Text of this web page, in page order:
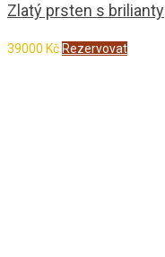
Zlatý prsten s brilianty
39000 Kč Rezervovat